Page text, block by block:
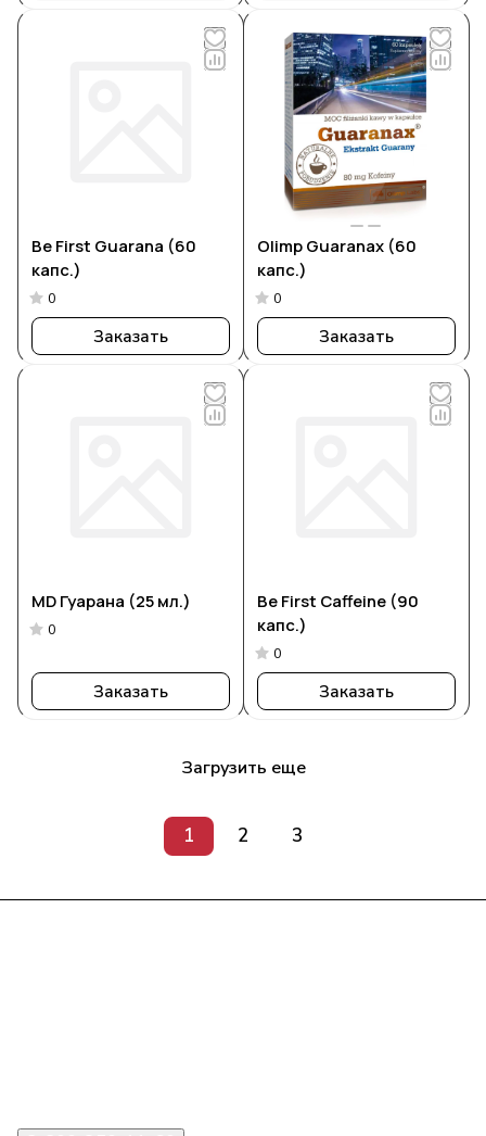
Be First Guarana (60
капс.)
0
Заказать
Olimp Guaranax (60
капс.)
0
Заказать
MD Гуарана (25 мл.)
0
Заказать
Be First Caffeine (90
капс.)
0
Заказать
Загрузить еще
1 2 3